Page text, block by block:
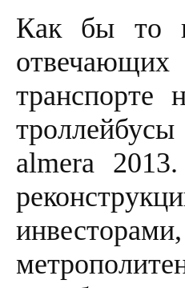
Как бы то
транспорте
almera